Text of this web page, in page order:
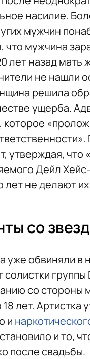
насилие.
мужчин
что мужчина
лет назад
не нашли
решила
ущерба.
утверждая,
Дейл
лет не делают
со
уже обвиняли в
солистки
со стороны
лет. Артистка
и
и то,
после свадьбы.